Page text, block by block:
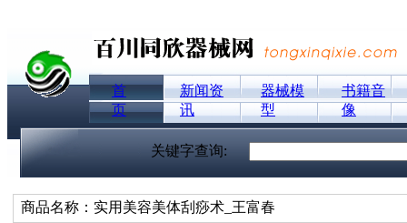
首
页
新闻资
讯
器械模
型
书籍音
像
关键字查询:
商品名称：实用美容美体刮痧术_王富春